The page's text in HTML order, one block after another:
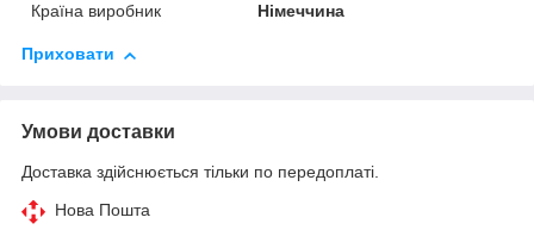
Країна виробник
Німеччина
Приховати
Умови доставки
Доставка здійснюється тільки по передоплаті.
Нова Пошта